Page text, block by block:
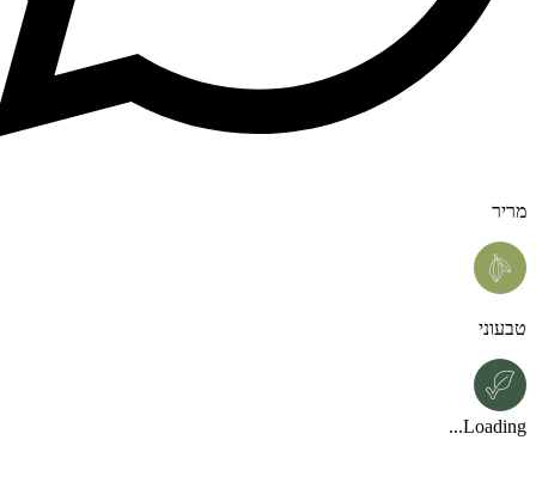
מריר
טבעוני
Loading...